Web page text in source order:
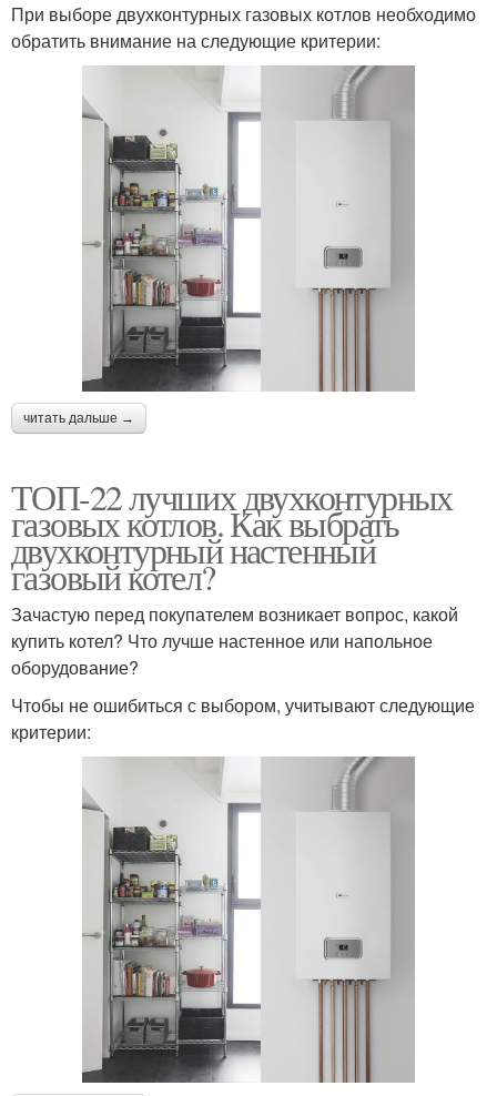
При выборе двухконтурных газовых котлов необходимо
обратить внимание на следующие критерии:
читать дальше →
ТОП-22 лучших двухконтурных
газовых котлов. Как выбрать
двухконтурный настенный
газовый котел?
Зачастую перед покупателем возникает вопрос, какой
купить котел? Что лучше настенное или напольное
оборудование?
Чтобы не ошибиться с выбором, учитывают следующие
критерии: